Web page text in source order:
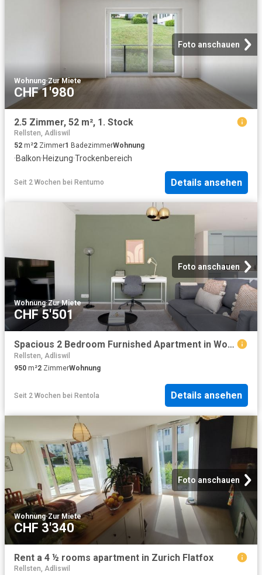
Foto anschauen
Wohnung·Zur Miete
CHF 1'980
2.5 Zimmer, 52 m², 1. Stock
Rellsten, Adliswil
52 m²2 Zimmer1 BadezimmerWohnung
·Balkon·Heizung·Trockenbereich
Seit 2 Wochen bei Rentumo Details ansehen
Foto anschauen
Wohnung·Zur Miete
CHF 5'501
Spacious 2 Bedroom Furnished Apartment in Wollishofen with River Views, Zurich Amsterdam Apartments for Rent
Rellsten, Adliswil
950 m²2 ZimmerWohnung
Seit 2 Wochen bei Rentola Details ansehen
Foto anschauen
Wohnung·Zur Miete
CHF 3'340
Rent a 4 ½ rooms apartment in Zurich Flatfox
Rellsten, Adliswil